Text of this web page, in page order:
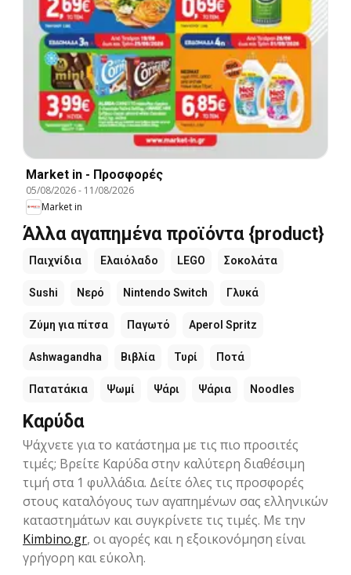
Market in - Προσφορές
05/08/2026- 11/08/2026
Market in
Άλλα αγαπημένα προϊόντα {product}
Παιχνίδια Ελαιόλαδο LEGO Σοκολάτα
Sushi Νερό Nintendo Switch Γλυκά
Ζύμη για πίτσα Παγωτό Aperol Spritz
Ashwagandha Βιβλία Τυρί Ποτά
Πατατάκια Ψωμί Ψάρι Ψάρια Noodles
Καρύδα
Ψάχνετε για το κατάστημα με τις πιο προσιτές
τιμές; Βρείτε Καρύδα στην καλύτερη διαθέσιμη
τιμή στα 1 φυλλάδια. Δείτε όλες τις προσφορές
στους καταλόγους των αγαπημένων σας ελληνικών
καταστημάτων και συγκρίνετε τις τιμές. Με την
Kimbino.gr, οι αγορές και η εξοικονόμηση είναι
γρήγορη και εύκολη.